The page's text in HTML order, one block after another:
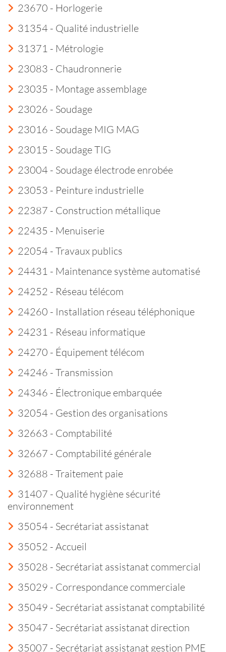
23670 - Horlogerie
31354 - Qualité industrielle
31371 - Métrologie
23083 - Chaudronnerie
23035 - Montage assemblage
23026 - Soudage
23016 - Soudage MIG MAG
23015 - Soudage TIG
23004 - Soudage électrode enrobée
23053 - Peinture industrielle
22387 - Construction métallique
22435 - Menuiserie
22054 - Travaux publics
24431 - Maintenance système automatisé
24252 - Réseau télécom
24260 - Installation réseau téléphonique
24231 - Réseau informatique
24270 - Équipement télécom
24246 - Transmission
24346 - Électronique embarquée
32054 - Gestion des organisations
32663 - Comptabilité
32667 - Comptabilité générale
32688 - Traitement paie
31407 - Qualité hygiène sécurité
environnement
35054 - Secrétariat assistanat
35052 - Accueil
35028 - Secrétariat assistanat commercial
35029 - Correspondance commerciale
35049 - Secrétariat assistanat comptabilité
35047 - Secrétariat assistanat direction
35007 - Secrétariat assistanat gestion PME